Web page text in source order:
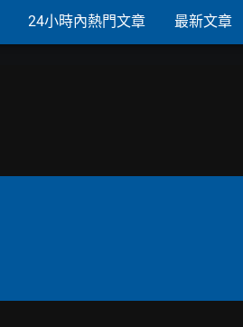
24小時內熱門文章 最新文章